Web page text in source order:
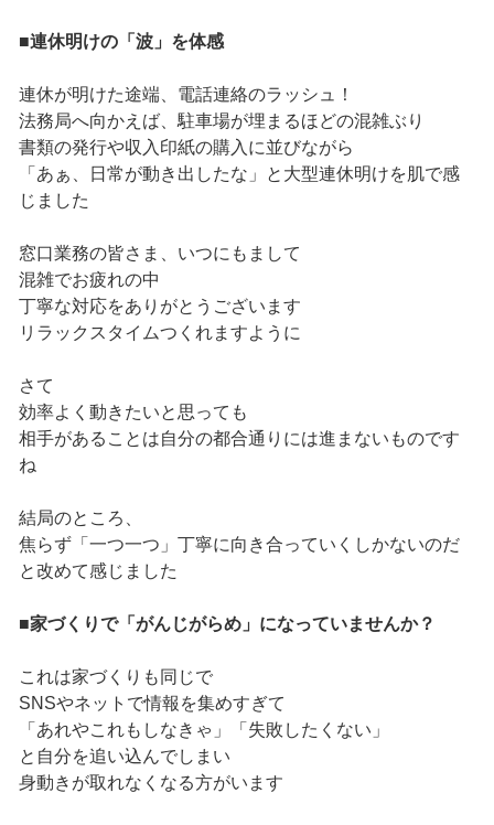
■連休明けの「波」を体感
連休が明けた途端、電話連絡のラッシュ！
法務局へ向かえば、駐車場が埋まるほどの混雑ぶり
書類の発行や収入印紙の購入に並びながら
「あぁ、日常が動き出したな」と大型連休明けを肌で感
じました
窓口業務の皆さま、いつにもまして
混雑でお疲れの中
丁寧な対応をありがとうございます
リラックスタイムつくれますように
さて
効率よく動きたいと思っても
相手があることは自分の都合通りには進まないものです
ね
結局のところ、
焦らず「一つ一つ」丁寧に向き合っていくしかないのだ
と改めて感じました
■家づくりで「がんじがらめ」になっていませんか？
これは家づくりも同じで
SNSやネットで情報を集めすぎて
「あれやこれもしなきゃ」「失敗したくない」
と自分を追い込んでしまい
身動きが取れなくなる方がいます